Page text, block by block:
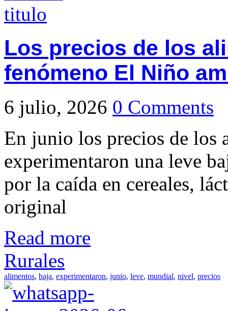
Los precios de los
fenómeno El Niño
6 julio, 2026 0 Comments
En junio los precios de los
experimentaron una leve
por la caída en cereales,
original
Read more
Rurales
alimentos, baja, experimentaron, junio, leve, mundial, nivel, precios